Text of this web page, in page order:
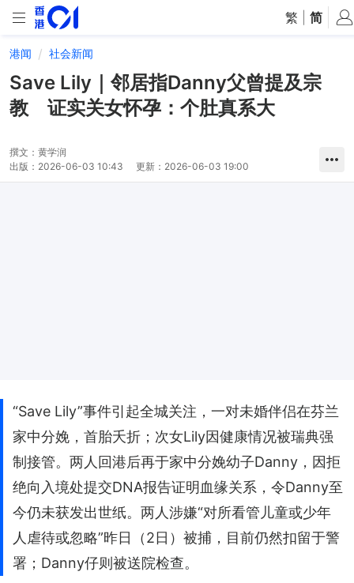
繁 简
港闻 社会新闻
Save Lily｜邻居指Danny父曾提及宗
教 证实关女怀孕：个肚真系大
撰文： 黄学润
出版： 2026-06-03 10:43 更新： 2026-06-03 19:00
“Save Lily”事件引起全城关注，一对未婚伴侣在芬兰
家中分娩，首胎夭折；次女Lily因健康情况被瑞典强
制接管。两人回港后再于家中分娩幼子Danny，因拒
绝向入境处提交DNA报告证明血缘关系，令Danny至
今仍未获发出世纸。两人涉嫌“对所看管儿童或少年
人虐待或忽略”昨日（2日）被捕，目前仍然扣留于警
署；Danny仔则被送院检查。